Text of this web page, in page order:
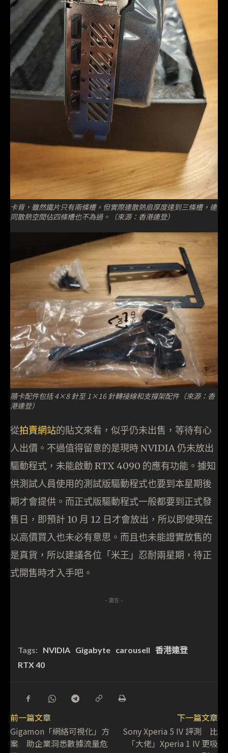
卡背，雖然鐵片只有兩條槽，但實際連散熱扇厚度達到三條槽，連
同散熱空間佔四條槽也不為過。（來源：香港連登）
隨卡配件包括 4×8 針至 1×16 針轉接線和支撐架配件（來源：香
港連登）
從拍賣網站的貼文來看，似乎仍未出售，等待有心
人出價。不過值得留意的是現時 NVIDIA 仍未放出
驅動程式，未能啟動 RTX 4090 的應有功能。據知
供測試人員使用的測試版驅動程式也要到本星期後
期才會提供。而正式版驅動程式一般都要到正式發
售日，即預計 10 月 12 日才會放出，所以即使現在
以高價買入也未必有意思。而且也未能證實放售的
是真貨，所以建議各位「米王」忍耐兩星期，待正
式開售時才入手吧。
- 廣告 -
Tags: NVIDIA Gigabyte carousell 香港連登
RTX 40
前一篇文章
Gigamon「網絡可視化」方
案 助企業洞悉數據流量危
下一篇文章
Sony Xperia 5 IV 評測 比
「大佬」Xperia 1 IV 更吸